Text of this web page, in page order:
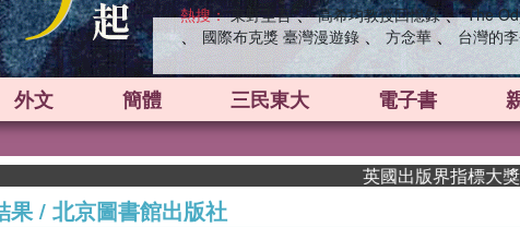
熱搜： 東野圭吾 、 高希均教授回憶錄 、 The
、 國際布克獎 臺灣漫遊錄 、 方念華 、 台灣的
外文 簡體 三民東大 電子書
英國出版界指標大獎肯定
果/ 北京圖書館出版社